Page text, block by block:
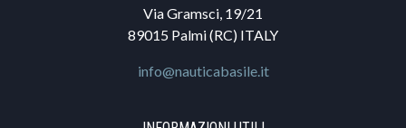
Via Gramsci, 19/21
89015 Palmi (RC) ITALY
info@nauticabasile.it